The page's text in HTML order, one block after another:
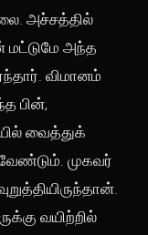
அச்சத்தில்
மட்டுமே அந்த
விமானம்
பின்,
வைத்துக்
வேண்டும். முகவர்
வயிற்றில்